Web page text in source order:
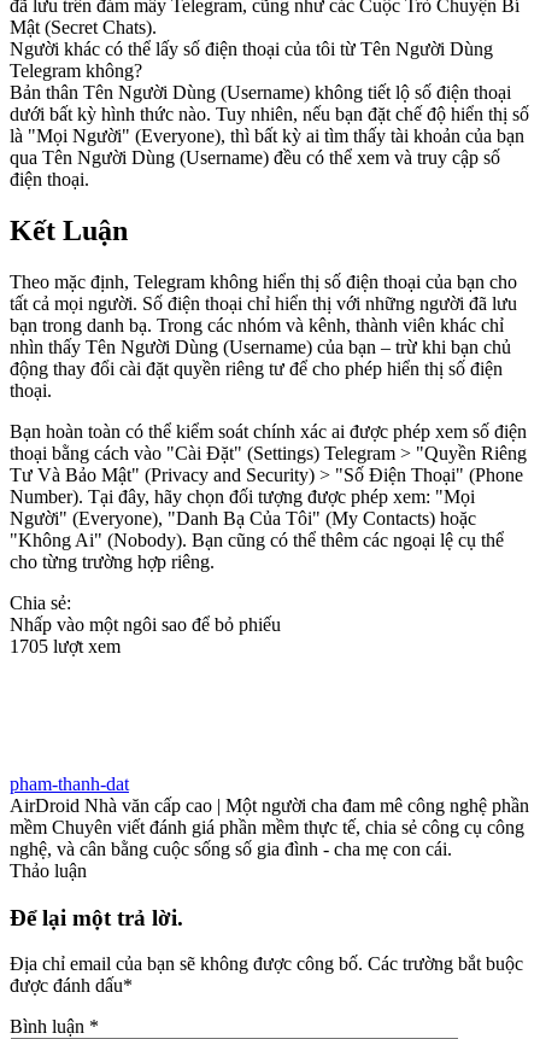
đã lưu trên đám mây Telegram, cũng như các Cuộc Trò Chuyện Bí
Mật (Secret Chats).
Người khác có thể lấy số điện thoại của tôi từ Tên Người Dùng
Telegram không?
Bản thân Tên Người Dùng (Username) không tiết lộ số điện thoại
dưới bất kỳ hình thức nào. Tuy nhiên, nếu bạn đặt chế độ hiển thị số
là "Mọi Người" (Everyone), thì bất kỳ ai tìm thấy tài khoản của bạn
qua Tên Người Dùng (Username) đều có thể xem và truy cập số
điện thoại.
Kết Luận
Theo mặc định, Telegram không hiển thị số điện thoại của bạn cho
tất cả mọi người. Số điện thoại chỉ hiển thị với những người đã lưu
bạn trong danh bạ. Trong các nhóm và kênh, thành viên khác chỉ
nhìn thấy Tên Người Dùng (Username) của bạn – trừ khi bạn chủ
động thay đổi cài đặt quyền riêng tư để cho phép hiển thị số điện
thoại.
Bạn hoàn toàn có thể kiểm soát chính xác ai được phép xem số điện
thoại bằng cách vào "Cài Đặt" (Settings) Telegram > "Quyền Riêng
Tư Và Bảo Mật" (Privacy and Security) > "Số Điện Thoại" (Phone
Number). Tại đây, hãy chọn đối tượng được phép xem: "Mọi
Người" (Everyone), "Danh Bạ Của Tôi" (My Contacts) hoặc
"Không Ai" (Nobody). Bạn cũng có thể thêm các ngoại lệ cụ thể
cho từng trường hợp riêng.
Chia sẻ:
Nhấp vào một ngôi sao để bỏ phiếu
1705 lượt xem
pham-thanh-dat
AirDroid Nhà văn cấp cao | Một người cha đam mê công nghệ phần
mềm Chuyên viết đánh giá phần mềm thực tế, chia sẻ công cụ công
nghệ, và cân bằng cuộc sống số gia đình - cha mẹ con cái.
Thảo luận
Để lại một trả lời.
Địa chỉ email của bạn sẽ không được công bố. Các trường bắt buộc
được đánh dấu*
Bình luận *